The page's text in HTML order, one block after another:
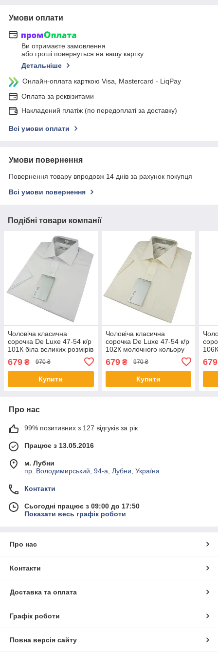
Умови оплати
Ви отримаєте замовлення
або гроші повернуться на вашу картку
Детальніше
Онлайн-оплата карткою Visa, Mastercard - LiqPay
Оплата за реквізитами
Накладений платіж (по передоплаті за доставку)
Всі умови оплати
Умови повернення
Повернення товару впродовж 14 днів за рахунок покупця
Всі умови повернення
Подібні товари компанії
Чоловіча класична
сорочка De Luxe 47-54 к/р
101К біла великих розмірів
679 ₴ 970 ₴
Купити
Чоловіча класична
сорочка De Luxe 47-54 к/р
102К молочного кольору
679₴ 970 ₴
Купити
679
Про нас
99% позитивних з 127 відгуків за рік
Працює з 13.05.2016
м. Лубни
пр. Володимирський, 94-а, Лубни, Україна
Контакти
Сьогодні працює з 09:00 до 17:50
Показати весь графік роботи
Про нас
Контакти
Доставка та оплата
Графік роботи
Повна версія сайту